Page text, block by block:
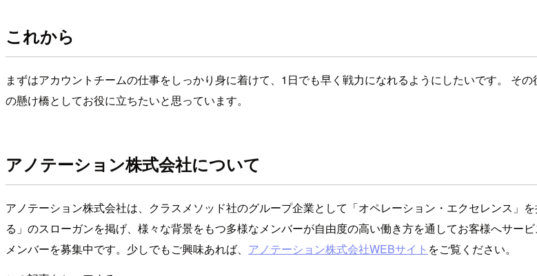
これから
まずはアカウントチームの仕事をしっかり身に着けて、1日でも早く戦力になれるようにしたいです。 そ
の懸け橋としてお役に立ちたいと思っています。
アノテーション株式会社について
アノテーション株式会社は、クラスメソッド社のグループ企業として「オペレーション・エクセレンス」
る」のスローガンを掲げ、様々な背景をもつ多様なメンバーが自由度の高い働き方を通してお客様へサー
メンバーを募集中です。少しでもご興味あれば、 アノテーション株式会社WEBサイト をご覧ください。